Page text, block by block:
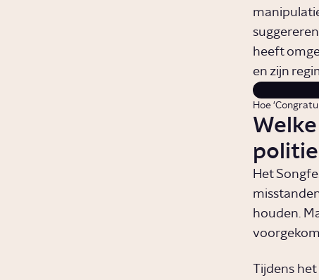
heeft
en zijn
Hoe
Het
houden.
Tijdens